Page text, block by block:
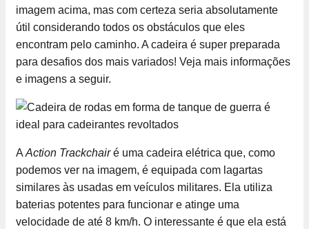
imagem acima, mas com certeza seria absolutamente
útil considerando todos os obstáculos que eles
encontram pelo caminho. A cadeira é super preparada
para desafios dos mais variados! Veja mais informações
e imagens a seguir.
A Action Trackchairé uma cadeira elétrica que, como
podemos ver na imagem, é equipada com lagartas
similares às usadas em veículos militares. Ela utiliza
baterias potentes para funcionar e atinge uma
velocidade de até 8 km/h. O interessante é que ela está